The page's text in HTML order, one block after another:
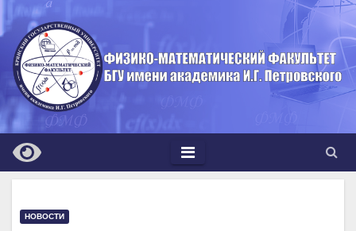
Перейти
к
содержимому
НОВОСТИ